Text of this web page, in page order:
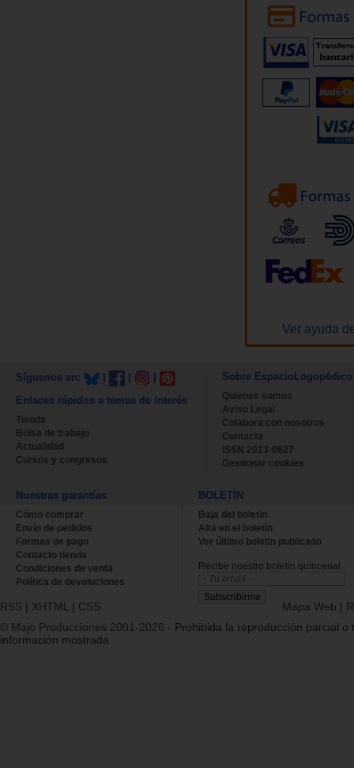
Ver ayuda
Síguenos en:
Enlaces rápidos a temas de interés
Tienda
Bolsa de trabajo
Actualidad
Cursos y congresos
Sobre EspacioLogopédico
Quienes somos
Aviso Legal
Colabora con nosotros
Contacta
ISSN 2013-0627
Gestionar cookies
Nuestras garantías
Cómo comprar
Envío de pedidos
Formas de pago
Contacto tienda
Condiciones de venta
Política de devoluciones
BOLETÍN
Baja del boletin
Alta en el boletin
Ver último boletin publicado
Recibe nuestro boletín quincenal.
RSS | XHTML | CSS Mapa Web |
© Majo Producciones 2001-2026 - Prohibida la reproducción parcial o
información mostrada